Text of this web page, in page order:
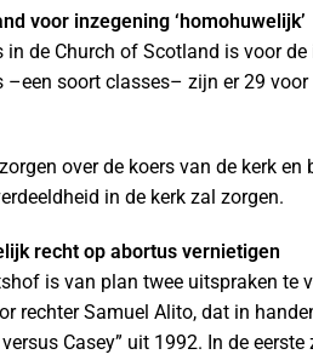
voor inzegening ‘homohuwelijk’
in de Church of Scotland is voor
–een soort classes– zijn er 29
over de koers van de kerk
in de kerk zal zorgen.
recht op abortus vernietigen
is van plan twee uitspraken
rechter Samuel Alito, dat in
Casey” uit 1992. In de